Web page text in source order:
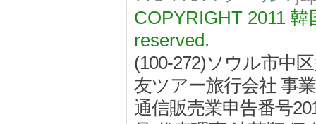
COPYRIGHT 2011
reserved.
(100-272)ソウル市中
友ツアー旅行会社 事
通信販売業申告番号